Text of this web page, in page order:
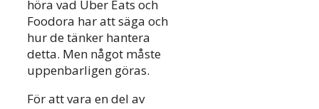
höra vad Uber Eats och
Foodora har att säga och
hur de tänker hantera
detta. Men något måste
uppenbarligen göras.
För att vara en del av